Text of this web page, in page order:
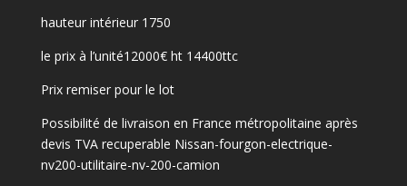
hauteur intérieur 1750
le prix à l’unité12000€ ht 14400ttc
Prix remiser pour le lot
Possibilité de livraison en France métropolitaine après
devis TVA recuperable Nissan-fourgon-electrique-
nv200-utilitaire-nv-200-camion